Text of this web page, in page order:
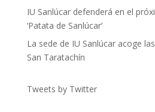
IU Sanlúcar defenderá en el
‘Patata de Sanlúcar’
La sede de IU Sanlúcar acoge
San Taratachín
Tweets by Twitter